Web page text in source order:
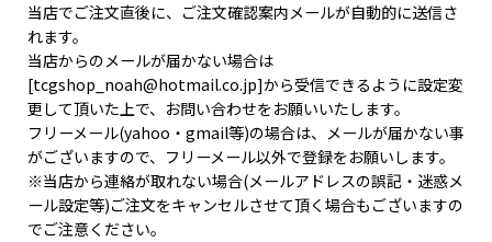
当店でご注文直後に、ご注文確認案内メールが自動的に送信さ
れます。
当店からのメールが届かない場合は
[tcgshop_noah@hotmail.co.jp]から受信できるように設定変
更して頂いた上で、お問い合わせをお願いいたします。
フリーメール(yahoo・gmail等)の場合は、メールが届かない事
がございますので、フリーメール以外で登録をお願いします。
※当店から連絡が取れない場合(メールアドレスの誤記・迷惑メ
ール設定等)ご注文をキャンセルさせて頂く場合もございますの
でご注意ください。